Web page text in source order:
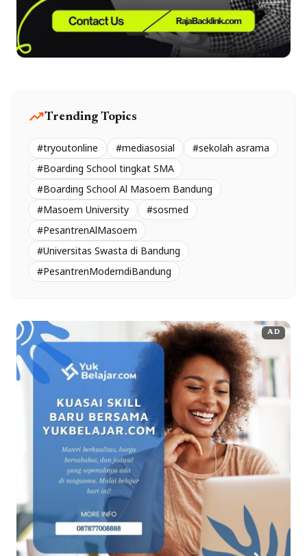
trending_upTrending Topics
#tryoutonline #mediasosial
#sekolah asrama
#Boarding School tingkat SMA
#Boarding School Al Masoem Bandung
#Masoem University
#sosmed
#PesantrenAlMasoem
#Universitas Swasta di Bandung
#PesantrenModerndiBandung
AD